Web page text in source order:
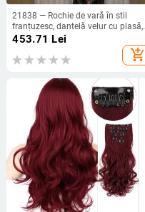
21838 — Rochie de vară în stil
franțuzesc, dantelă velur cu plasă,
croială Slim, decolteu rotund,
453.71 Lei
add_shopping_cart